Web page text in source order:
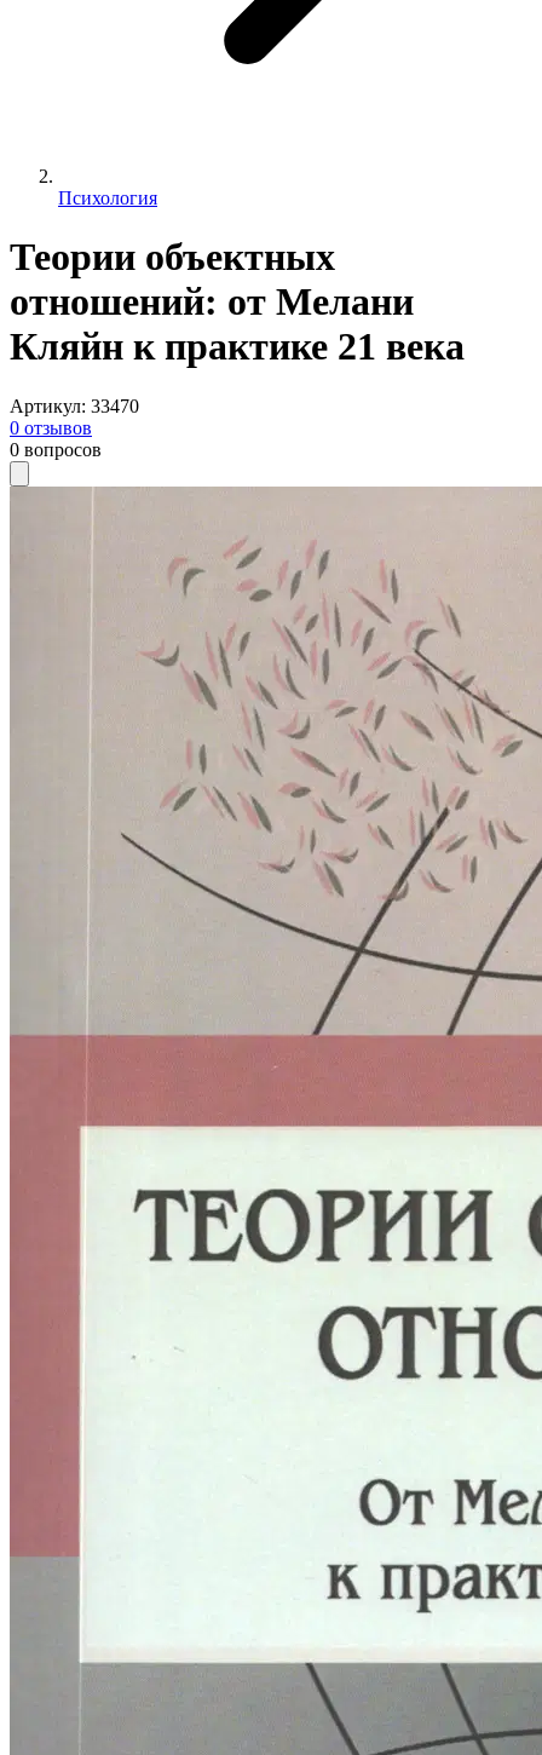
Психология
Теории объектных
отношений: от Мелани
Кляйн к практике 21 века
Артикул: 33470
0 отзывов
0 вопросов